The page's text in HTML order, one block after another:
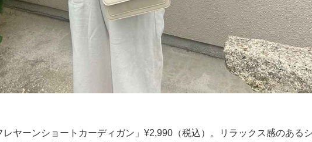
ヤーンショートカーディガン」¥2,990（税込）。リラックス感のあるシ